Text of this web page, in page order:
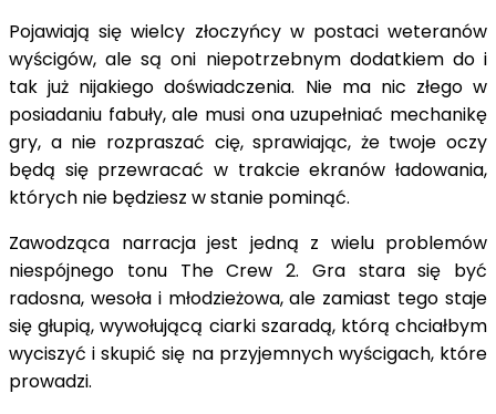
Pojawiają się wielcy złoczyńcy w postaci weteranów
wyścigów, ale są oni niepotrzebnym dodatkiem do i
tak już nijakiego doświadczenia. Nie ma nic złego w
posiadaniu fabuły, ale musi ona uzupełniać mechanikę
gry, a nie rozpraszać cię, sprawiając, że twoje oczy
będą się przewracać w trakcie ekranów ładowania,
których nie będziesz w stanie pominąć.
Zawodząca narracja jest jedną z wielu problemów
niespójnego tonu The Crew 2. Gra stara się być
radosna, wesoła i młodzieżowa, ale zamiast tego staje
się głupią, wywołującą ciarki szaradą, którą chciałbym
wyciszyć i skupić się na przyjemnych wyścigach, które
prowadzi.